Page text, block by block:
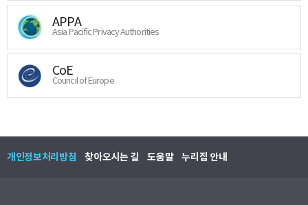
APPA
Asia Pacific Privacy Authorities
CoE
Council of Europe
개인정보처리방침 찾아오시는 길 도움말 누리집 안내